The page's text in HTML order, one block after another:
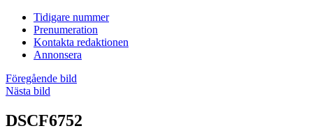
Tidigare nummer
Prenumeration
Kontakta redaktionen
Annonsera
Föregående bild
Nästa bild
DSCF6752